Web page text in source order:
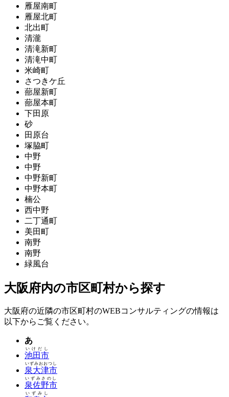
雁屋南町
雁屋北町
北出町
清瀧
清滝新町
清滝中町
米崎町
さつきケ丘
蔀屋新町
蔀屋本町
下田原
砂
田原台
塚脇町
中野
中野
中野新町
中野本町
楠公
西中野
二丁通町
美田町
南野
南野
緑風台
大阪府内の市区町村から探す
大阪府の近隣の市区町村のWEBコンサルティングの情報は
以下からご覧ください。
あ
池田市
いけだし
泉大津市
いずみおおつし
泉佐野市
いずみさのし
いずみし